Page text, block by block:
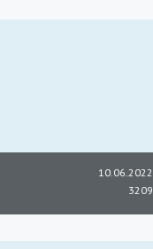
10.06.2022
3209